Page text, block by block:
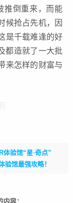
推倒重来，而能
候抢占先机，因
是千载难逢的好
都造就了一大批
来怎样的财富与
验馆“星·奇点”
验馆最强攻略！
容：